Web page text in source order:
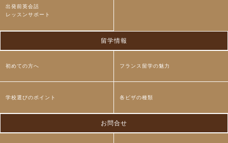
出発前英会話
レッスンサポート
留学情報
初めての方へ フランス留学の魅力
学校選びのポイント 各ビザの種類
お問合せ